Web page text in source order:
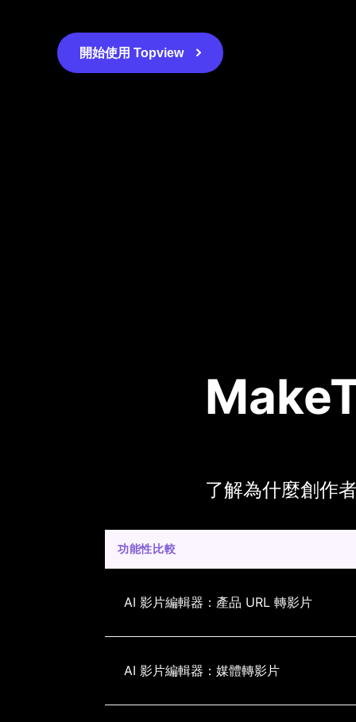
開始使用 Topview
了解為什麼創作
功能性比較
AI 影片編輯器：產品 URL 轉影片
AI 影片編輯器：媒體轉影片